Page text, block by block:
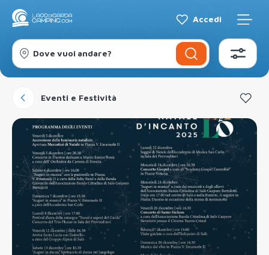
Accedi
Dove vuoi andare?
Eventi e Festività